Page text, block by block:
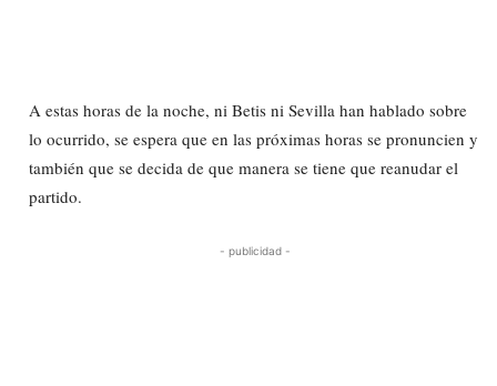
A estas horas de la noche, ni Betis ni Sevilla han hablado sobre
lo ocurrido, se espera que en las próximas horas se pronuncien y
también que se decida de que manera se tiene que reanudar el
partido.
- publicidad -